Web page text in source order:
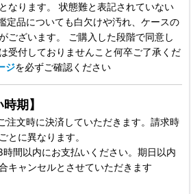
なります。 状態難と表記されていない
定品についても白欠けや汚れ、ケースの
ございます。 ご購入した段階で同意し
受付しておりませんこと何卒ご了承くだ
ジを必ずご確認ください
期】
注文時に決済していただきます。請求時
とに異なります。
間以内にお支払いください。期日以内
キャンセルとさせていただきます